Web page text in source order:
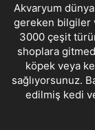
Akvaryum
gereken bilgiler
3000 çeşit
shoplara
köpek veya
sağlıyorsunuz.
edilmiş kedi